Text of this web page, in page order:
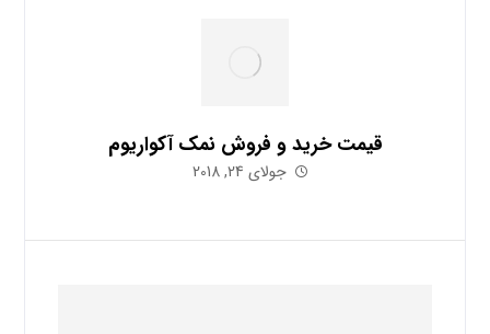
قیمت خرید و فروش نمک آکواریوم
جولای 24, 2018